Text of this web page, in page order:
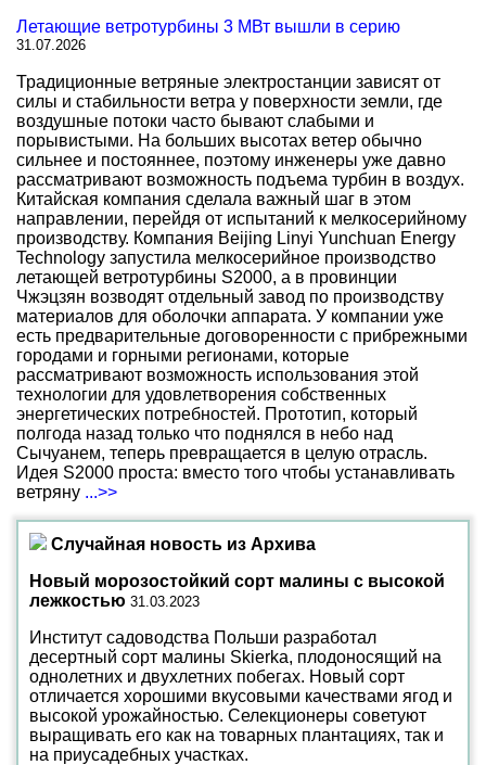
Летающие ветротурбины 3 МВт вышли в серию
31.07.2026
Традиционные ветряные электростанции зависят от
силы и стабильности ветра у поверхности земли, где
воздушные потоки часто бывают слабыми и
порывистыми. На больших высотах ветер обычно
сильнее и постояннее, поэтому инженеры уже давно
рассматривают возможность подъема турбин в воздух.
Китайская компания сделала важный шаг в этом
направлении, перейдя от испытаний к мелкосерийному
производству. Компания Beijing Linyi Yunchuan Energy
Technology запустила мелкосерийное производство
летающей ветротурбины S2000, а в провинции
Чжэцзян возводят отдельный завод по производству
материалов для оболочки аппарата. У компании уже
есть предварительные договоренности с прибрежными
городами и горными регионами, которые
рассматривают возможность использования этой
технологии для удовлетворения собственных
энергетических потребностей. Прототип, который
полгода назад только что поднялся в небо над
Сычуанем, теперь превращается в целую отрасль.
Идея S2000 проста: вместо того чтобы устанавливать
ветряну ...>>
Случайная новость из Архива
Новый морозостойкий сорт малины с высокой
лежкостью 31.03.2023
Институт садоводства Польши разработал
десертный сорт малины Skierka, плодоносящий на
однолетних и двухлетних побегах. Новый сорт
отличается хорошими вкусовыми качествами ягод и
высокой урожайностью. Селекционеры советуют
выращивать его как на товарных плантациях, так и
на приусадебных участках.